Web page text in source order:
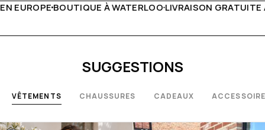
LIVRAISON GRATUITE À PARTIR DE 150€LIVE
SUGGESTIONS
VÊTEMENTS CHAUSSURES CADEAUX